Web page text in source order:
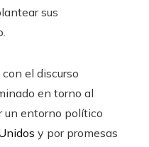
sus
el discurso
en torno al
un entorno político
y por promesas